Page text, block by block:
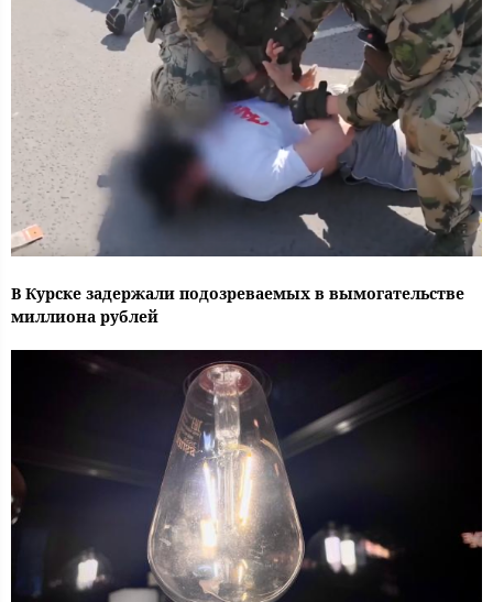
В Курске задержали подозреваемых в вымогательстве
миллиона рублей